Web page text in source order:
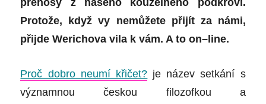
přenosy z našeho kouzelného podkroví.
Protože, když vy nemůžete přijít za námi,
přijde Werichova vila k vám. A to on– line.
Proč dobro neumí křičet? je název setkání s
významnou českou filozofkou a